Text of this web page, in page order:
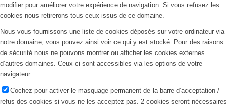
modifier pour améliorer votre expérience de navigation. Si vous refusez les
cookies nous retirerons tous ceux issus de ce domaine.
Nous vous fournissons une liste de cookies déposés sur votre ordinateur via
notre domaine, vous pouvez ainsi voir ce qui y est stocké. Pour des raisons
de sécurité nous ne pouvons montrer ou afficher les cookies externes
d’autres domaines. Ceux-ci sont accessibles via les options de votre
navigateur.
Cochez pour activer le masquage permanent de la barre d’acceptation /
refus des cookies si vous ne les acceptez pas. 2 cookies seront nécessaires